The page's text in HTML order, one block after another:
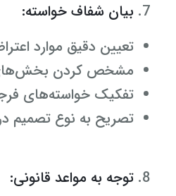
بیان شفاف خواسته:
تعیین دقیق موارد
مشخص کردن
تفکیک خواسته‌های
تصریح به نوع تصمیم
توجه به مواعد قانونی: